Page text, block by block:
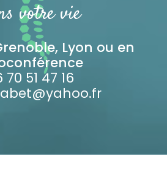
votre vie
Lyon ou en
70 51 47 16